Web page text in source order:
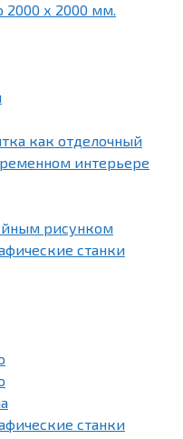
2000 х 2000 мм.
как отделочный
интерьере
рисунком
станки
станки